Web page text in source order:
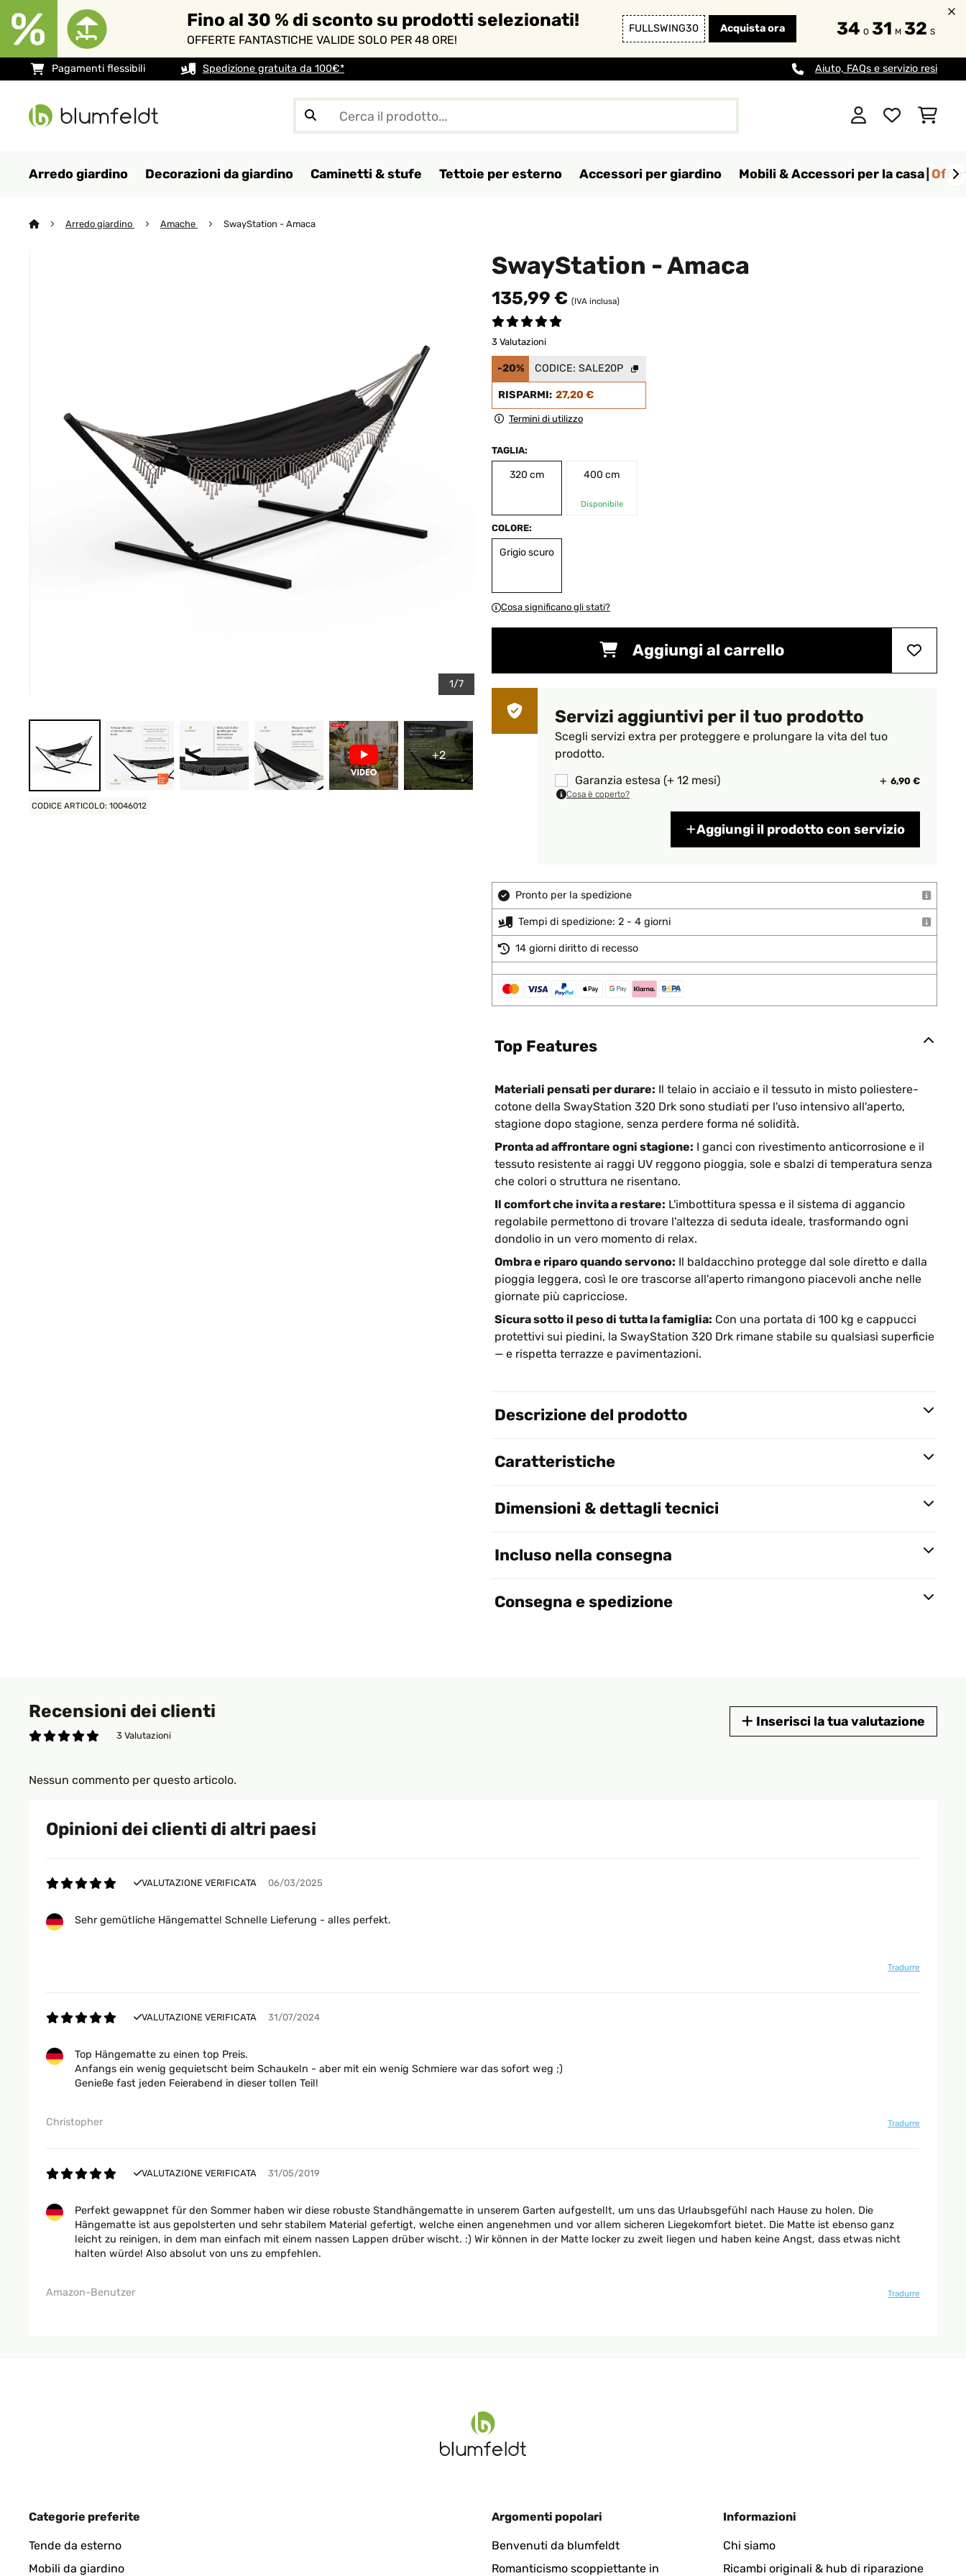
Fino al 30 % di sconto su prodotti selezionati!
OFFERTE FANTASTICHE VALIDE SOLO PER 48 ORE!
FULLSWING30 Acquista ora 34 O 31 M 30 S
Pagamenti flessibili Spedizione gratuita da 100€* Aiuto, FAQs e servizio resi
Arredo giardino Decorazioni da giardino Caminetti & stufe Tettoie per esterno Accessori per giardino Mobili & Accessori per la casa
Arredo giardino Amache SwayStation - Amaca
1/7
+2
CODICE ARTICOLO: 10046012
SwayStation - Amaca
135,99 € (IVA inclusa)
3 Valutazioni
-20% CODICE: SALE20P
RISPARMI: 27,20 €
Termini di utilizzo
TAGLIA:
320 cm 400 cm
Disponibile
COLORE:
Grigio scuro
Cosa significano gli stati?
Aggiungi al carrello
Servizi aggiuntivi per il tuo prodotto
Scegli servizi extra per proteggere e prolungare la vita del tuo
prodotto.
Garanzia estesa (+ 12 mesi)
6,90 €
Cosa è coperto?
Aggiungi il prodotto con servizio
Pronto per la spedizione
Tempi di spedizione: 2 - 4 giorni
14 giorni diritto di recesso
Top Features
Materiali pensati per durare: Il telaio in acciaio e il tessuto in misto poliestere-
cotone della SwayStation 320 Drk sono studiati per l'uso intensivo all'aperto,
stagione dopo stagione, senza perdere forma né solidità.
Pronta ad affrontare ogni stagione: I ganci con rivestimento anticorrosione e il
tessuto resistente ai raggi UV reggono pioggia, sole e sbalzi di temperatura senza
che colori o struttura ne risentano.
Il comfort che invita a restare: L'imbottitura spessa e il sistema di aggancio
regolabile permettono di trovare l'altezza di seduta ideale, trasformando ogni
dondolio in un vero momento di relax.
Ombra e riparo quando servono: Il baldacchino protegge dal sole diretto e dalla
pioggia leggera, così le ore trascorse all'aperto rimangono piacevoli anche nelle
giornate più capricciose.
Sicura sotto il peso di tutta la famiglia: Con una portata di 100 kg e cappucci
protettivi sui piedini, la SwayStation 320 Drk rimane stabile su qualsiasi superficie
— e rispetta terrazze e pavimentazioni.
Descrizione del prodotto
Caratteristiche
Dimensioni & dettagli tecnici
Incluso nella consegna
Consegna e spedizione
Recensioni dei clienti
3 Valutazioni
Inserisci la tua valutazione
Nessun commento per questo articolo.
Opinioni dei clienti di altri paesi
VALUTAZIONE VERIFICATA 06/03/2025
Sehr gemütliche Hängematte! Schnelle Lieferung - alles perfekt.
Tradurre
VALUTAZIONE VERIFICATA 31/07/2024
Top Hängematte zu einen top Preis.
Anfangs ein wenig gequietscht beim Schaukeln - aber mit ein wenig Schmiere war das sofort weg ;)
Genieße fast jeden Feierabend in dieser tollen Teil!
Christopher Tradurre
VALUTAZIONE VERIFICATA 31/05/2019
Perfekt gewappnet für den Sommer haben wir diese robuste Standhängematte in unserem Garten aufgestellt, um uns das Urlaubsgefühl nach Hause zu holen. Die
Hängematte ist aus gepolsterten und sehr stabilem Material gefertigt, welche einen angenehmen und vor allem sicheren Liegekomfort bietet. Die Matte ist ebenso ganz
leicht zu reinigen, in dem man einfach mit einem nassen Lappen drüber wischt. :) Wir können in der Matte locker zu zweit liegen und haben keine Angst, dass etwas nicht
halten würde! Also absolut von uns zu empfehlen.
Amazon-Benutzer Tradurre
Categorie preferite
Tende da esterno
Mobili da giardino
Argomenti popolari
Benvenuti da blumfeldt
Romanticismo scoppiettante in
Informazioni
Chi siamo
Ricambi originali & hub di riparazione